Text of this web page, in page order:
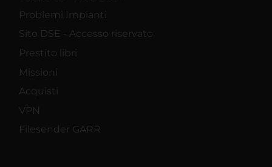
Problemi Impianti
Sito DSE - Accesso riservato
Prestito libri
Missioni
Acquisti
VPN
Filesender GARR